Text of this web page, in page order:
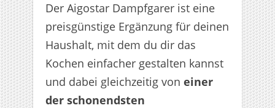
Der Aigostar Dampfgarer ist eine
preisgünstige Ergänzung für deinen
Haushalt, mit dem du dir das
Kochen einfacher gestalten kannst
und dabei gleichzeitig von einer
der schonendsten